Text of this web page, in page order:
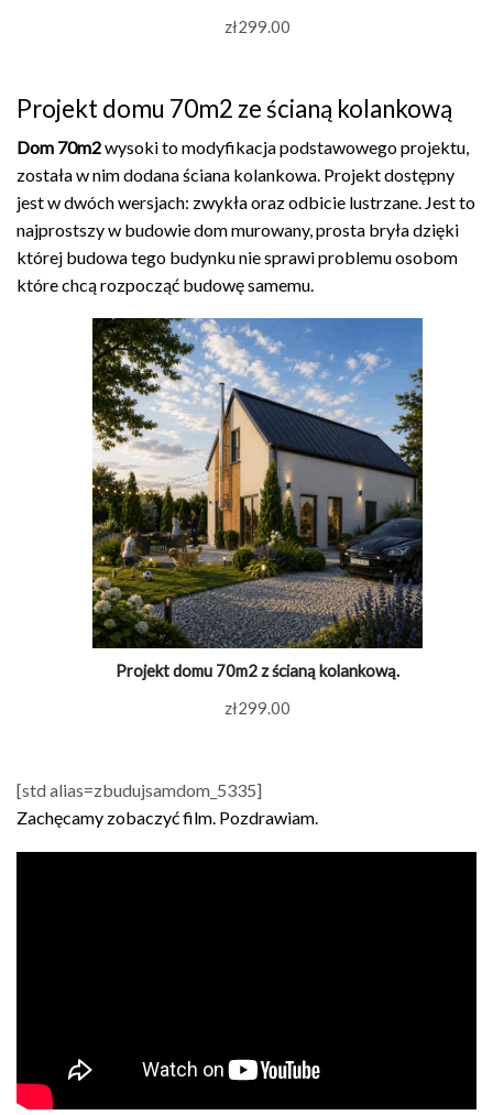
zł299.00
Projekt domu 70m2 ze ścianą kolankową
Dom 70m2wysoki to modyfikacja podstawowego projektu,
została w nim dodana ściana kolankowa. Projekt dostępny
jest w dwóch wersjach: zwykła oraz odbicie lustrzane. Jest to
najprostszy w budowie dom murowany, prosta bryła dzięki
której budowa tego budynku nie sprawi problemu osobom
które chcą rozpocząć budowę samemu.
Projekt domu 70m2 z ścianą kolankową.
zł299.00
[std alias=zbudujsamdom_5335]
Zachęcamy zobaczyć film. Pozdrawiam.